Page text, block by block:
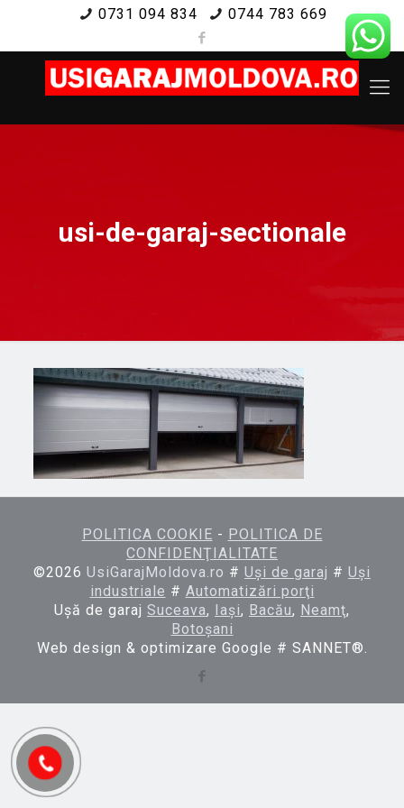
0731 094 834 0744 783 669
usi-de-garaj-sectionale
POLITICA COOKIE - POLITICA DE
CONFIDENŢIALITATE
©2026 UsiGarajMoldova.ro # Uşi de garaj # Uşi
industriale # Automatizări porţi
Uşă de garaj Suceava, Iaşi, Bacău, Neamţ,
Botoşani
Web design & optimizare Google # SANNET®.